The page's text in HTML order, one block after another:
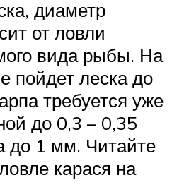
диаметр
от ловли
вида рыбы. На
пойдет леска до
требуется уже
до 0,3 – 0,35
до 1 мм. Читайте
карася на